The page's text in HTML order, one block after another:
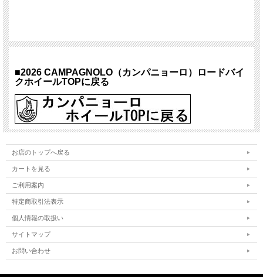
■2026 CAMPAGNOLO（カンパニョーロ）ロードバイ
クホイールTOPに戻る
お店のトップへ戻る
カートを見る
ご利用案内
特定商取引法表示
個人情報の取扱い
サイトマップ
お問い合わせ